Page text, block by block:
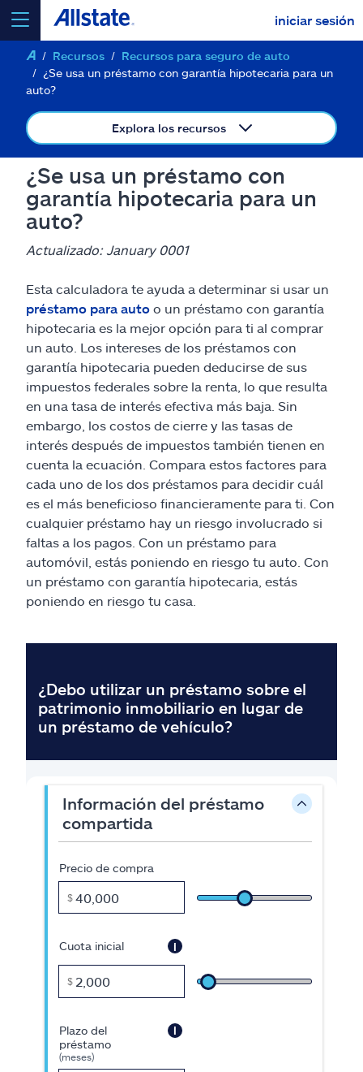
iniciar sesión
seleccionar un producto paracotizar
Select a Product
Recursos
Reclamos
Asistencia y apoyo
Buscar agente
Explore Allstate
Ashburn, VA 20146
English
Recursos
Recursos para seguro de auto
¿Se usa un préstamo con garantía hipotecaria para un
auto?
Explora los recursos
¿Se usa un préstamo con
garantía hipotecaria para un
auto?
Actualizado: January 0001
Esta calculadora te ayuda a determinar si usar un
préstamo para auto o un préstamo con garantía
hipotecaria es la mejor opción para ti al comprar
un auto. Los intereses de los préstamos con
garantía hipotecaria pueden deducirse de sus
impuestos federales sobre la renta, lo que resulta
en una tasa de interés efectiva más baja. Sin
embargo, los costos de cierre y las tasas de
interés después de impuestos también tienen en
cuenta la ecuación. Compara estos factores para
cada uno de los dos préstamos para decidir cuál
es el más beneficioso financieramente para ti. Con
cualquier préstamo hay un riesgo involucrado si
faltas a los pagos. Con un préstamo para
automóvil, estás poniendo en riesgo tu auto. Con
un préstamo con garantía hipotecaria, estás
poniendo en riesgo tu casa.